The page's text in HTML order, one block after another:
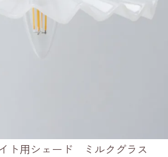
イト用シェード ミルクグラス